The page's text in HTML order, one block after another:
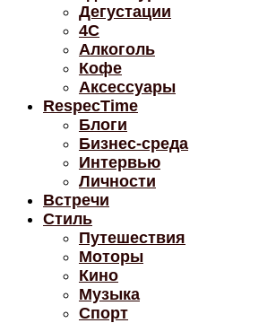
Дегустации
4C
Алкоголь
Кофе
Аксессуары
RespecTime
Блоги
Бизнес-среда
Интервью
Личности
Встречи
Стиль
Путешествия
Моторы
Кино
Музыка
Спорт